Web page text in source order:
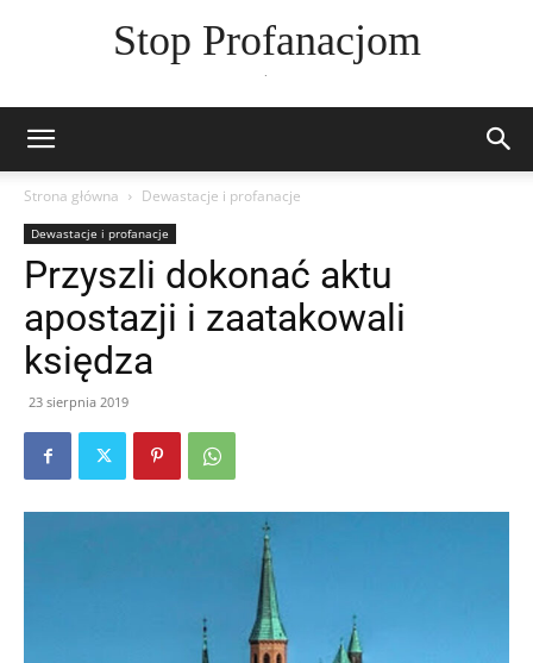
Stop Profanacjom
Strona główna Dewastacje i profanacje
Dewastacje i profanacje
Przyszli dokonać aktu
apostazji i zaatakowali
księdza
23 sierpnia 2019